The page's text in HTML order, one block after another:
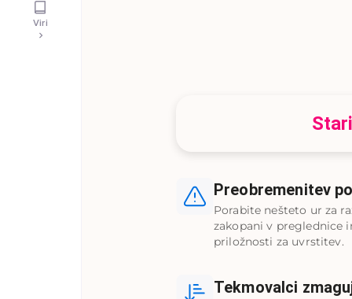
Viri
Preobremenitev
Porabite nešteto ur za
zakopani v preglednice
priložnosti za uvrstitev.
Tekmovalci